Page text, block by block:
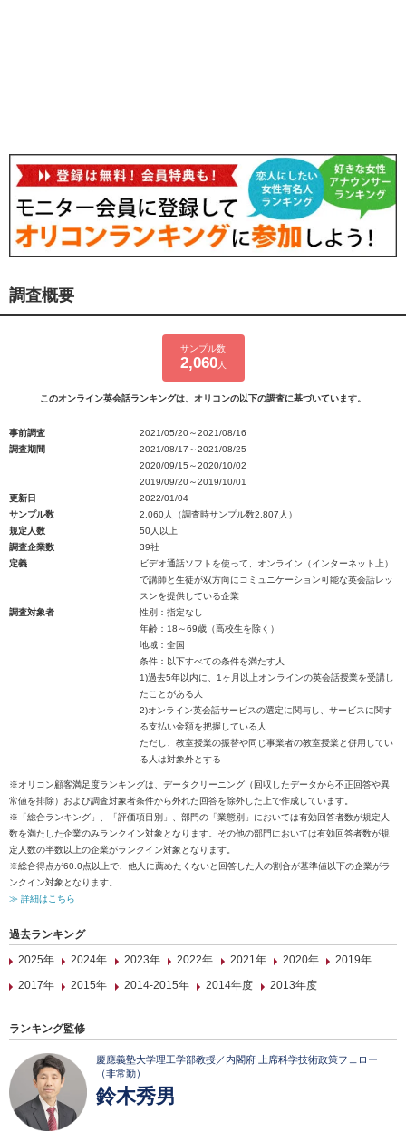
調査概要
サンプル数
2,060人
このオンライン英会話ランキングは、オリコンの以下の調査に基づいています。
事前調査
2021/05/20～2021/08/16
調査期間
2021/08/17～2021/08/25
2020/09/15～2020/10/02
2019/09/20～2019/10/01
更新日
2022/01/04
サンプル数
2,060人（調査時サンプル数2,807人）
規定人数
50人以上
調査企業数
39社
定義
ビデオ通話ソフトを使って、オンライン（インターネット上）
で講師と生徒が双方向にコミュニケーション可能な英会話レッ
スンを提供している企業
調査対象者
性別：指定なし
年齢：18～69歳（高校生を除く）
地域：全国
条件：以下すべての条件を満たす人
1)過去5年以内に、1ヶ月以上オンラインの英会話授業を受講し
たことがある人
2)オンライン英会話サービスの選定に関与し、サービスに関す
る支払い金額を把握している人
ただし、教室授業の振替や同じ事業者の教室授業と併用してい
る人は対象外とする
※オリコン顧客満足度ランキングは、データクリーニング（回収したデータから不正回答や異
常値を排除）および調査対象者条件から外れた回答を除外した上で作成しています。
※「総合ランキング」、「評価項目別」、部門の「業態別」においては有効回答者数が規定人
数を満たした企業のみランクイン対象となります。その他の部門においては有効回答者数が規
定人数の半数以上の企業がランクイン対象となります。
※総合得点が60.0点以上で、他人に薦めたくないと回答した人の割合が基準値以下の企業がラ
ンクイン対象となります。
≫ 詳細はこちら
過去ランキング
2025年
2024年 2023年 2022年 2021年 2020年
2019年
2017年
2015年 2014-2015年 2014年度 2013年度
ランキング監修
慶應義塾大学理工学部教授／内閣府 上席科学技術政策フェロー
（非常勤）
鈴木秀男